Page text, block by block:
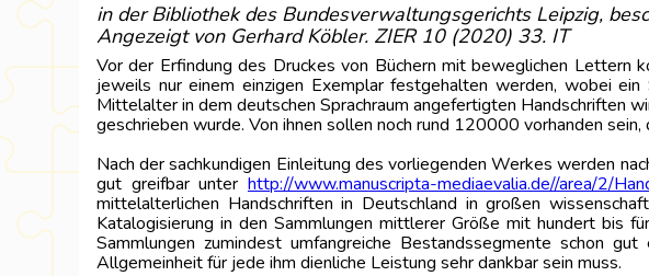
in der Bibliothek des Bundesverwaltungsgerichts Leipzig,
Angezeigt von Gerhard Köbler. ZIER 10 (2020) 33. IT
Vor der Erfindung des Druckes von Büchern mit beweglichen Lettern
jeweils nur einem einzigen Exemplar festgehalten werden, wobei
Mittelalter in dem deutschen Sprachraum angefertigten Handschriften
geschrieben wurde. Von ihnen sollen noch rund 120000 vorhanden
Nach der sachkundigen Einleitung des vorliegenden Werkes werden
gut greifbar unter http://www.manuscripta-mediaevalia.de//area/2/
mittelalterlichen Handschriften in Deutschland in großen
Katalogisierung in den Sammlungen mittlerer Größe mit hundert bis
Sammlungen zumindest umfangreiche Bestandssegmente schon
Allgemeinheit für jede ihm dienliche Leistung sehr dankbar sein muss.